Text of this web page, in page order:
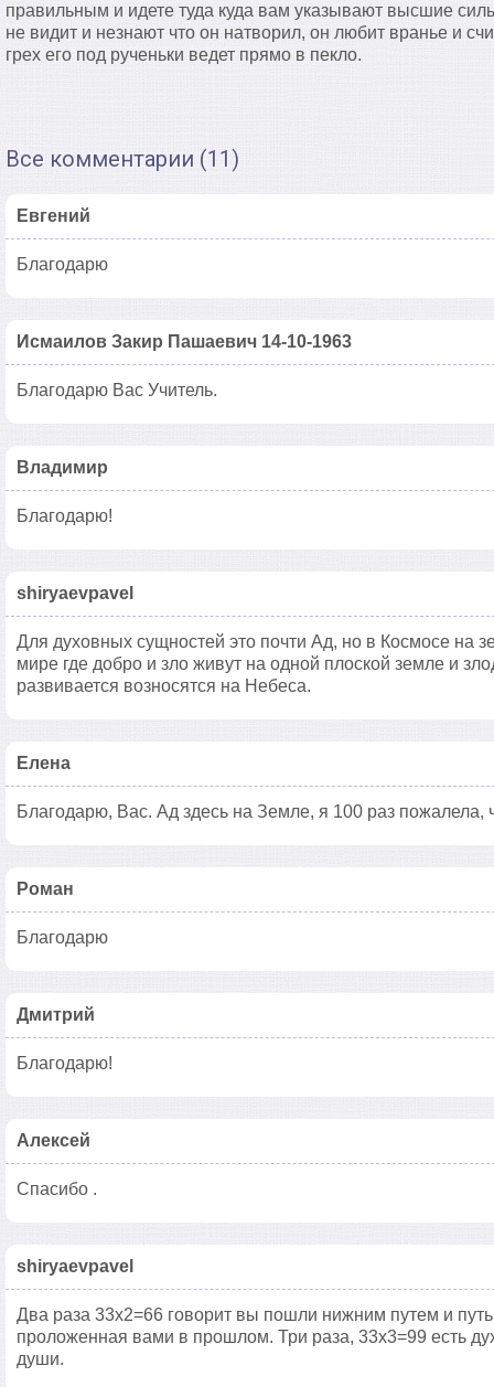
правильным и идете туда куда вам указывают высшие
не видит и незнают что он натворил, он любит вранье и
грех его под рученьки ведет прямо в пекло.
Все комментарии (11)
Евгений
Благодарю
Исмаилов Закир Пашаевич 14-10-1963
Благодарю Вас Учитель.
Владимир
Благодарю!
shiryaevpavel
Для духовных сущностей это почти Ад, но в Космосе
мире где добро и зло живут на одной плоской земле и
развивается возносятся на Небеса.
Елена
Благодарю, Вас. Ад здесь на Земле, я 100 раз пожалела,
Роман
Благодарю
Дмитрий
Благодарю!
Алексей
Спасибо .
shiryaevpavel
Два раза 33х2=66 говорит вы пошли нижним путем и
проложенная вами в прошлом. Три раза, 33х3=99 есть
души.